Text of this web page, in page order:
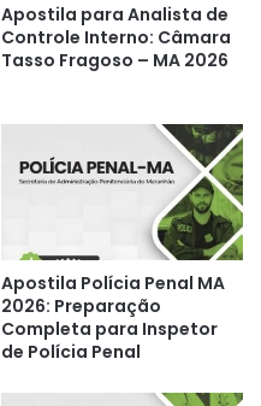
Apostila para Analista de
Controle Interno: Câmara
Tasso Fragoso – MA 2026
Apostila Polícia Penal MA
2026: Preparação
Completa para Inspetor
de Polícia Penal